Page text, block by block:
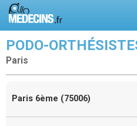
PODO-
Paris
Paris 6ème (75006)